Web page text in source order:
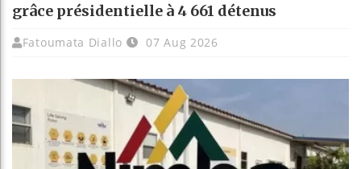
grâce présidentielle à 4 661 détenus
Fatoumata Diallo 07 Aug 2026